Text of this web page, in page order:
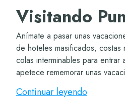
Visitando
Anímate a pasar unas
de hoteles masificados, costas
colas interminables para entrar
apetece rememorar unas
ecoturismo y al aprendizaje,
Continuar leyendo